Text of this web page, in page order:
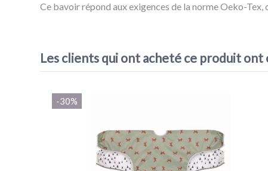
Ce bavoir répond aux exigences de la norme Oeko-Tex,
VOIR L'ATTESTATION
Acheteur vérifié
Publié le 26/08/2019 à 17:01(Date de commande : 21/08/2019)
Les clients qui ont acheté ce produit ont
-30%